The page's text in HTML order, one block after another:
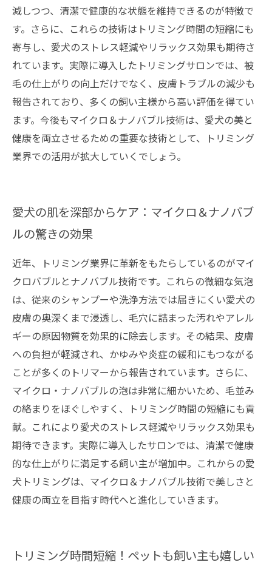
減しつつ、清潔で健康的な状態を維持できるのが特徴で
す。さらに、これらの技術はトリミング時間の短縮にも
寄与し、愛犬のストレス軽減やリラックス効果も期待さ
れています。実際に導入したトリミングサロンでは、被
毛の仕上がりの向上だけでなく、皮膚トラブルの減少も
報告されており、多くの飼い主様から高い評価を得てい
ます。今後もマイクロ＆ナノバブル技術は、愛犬の美と
健康を両立させるための重要な技術として、トリミング
業界での活用が拡大していくでしょう。
愛犬の肌を深部からケア：マイクロ＆ナノバブ
ルの驚きの効果
近年、トリミング業界に革新をもたらしているのがマイ
クロバブルとナノバブル技術です。これらの微細な気泡
は、従来のシャンプーや洗浄方法では届きにくい愛犬の
皮膚の奥深くまで浸透し、毛穴に詰まった汚れやアレル
ギーの原因物質を効果的に除去します。その結果、皮膚
への負担が軽減され、かゆみや炎症の緩和にもつながる
ことが多くのトリマーから報告されています。さらに、
マイクロ・ナノバブルの泡は非常に細かいため、毛並み
の絡まりをほぐしやすく、トリミング時間の短縮にも貢
献。これにより愛犬のストレス軽減やリラックス効果も
期待できます。実際に導入したサロンでは、清潔で健康
的な仕上がりに満足する飼い主が増加中。これからの愛
犬トリミングは、マイクロ＆ナノバブル技術で美しさと
健康の両立を目指す時代へと進化していきます。
トリミング時間短縮！ペットも飼い主も嬉しい